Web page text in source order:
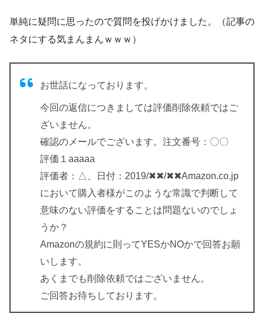
単純に疑問に思ったので質問を投げかけました。（記事の
ネタにする気まんまんｗｗｗ）
お世話になっております。
今回の返信につきましては評価削除依頼ではご
ざいません。
確認のメールでございます。注文番号：〇〇
評価１aaaaa
評価者：△、日付：2019/✖✖/✖✖Amazon.co.jp
において購入者様がこのような常識で判断して
意味のない評価をすることは問題ないのでしょ
うか？
Amazonの規約に則ってYESかNOかで回答お願
いします。
あくまでも削除依頼ではございません。
ご回答お待ちしております。